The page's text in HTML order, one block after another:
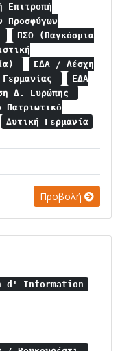
Επιτροπή
Προσφύγων
ΠΣΟ (Παγκόσμια
ΕΔΑ / Λέσχη
ΕΔΑ
Δ. Ευρώπης
Πατριωτικό
Δυτική Γερμανία
Προβολή
d' Information